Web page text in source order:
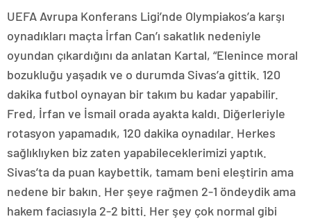
UEFA Avrupa Konferans Ligi’nde Olympiakos’a karşı
oynadıkları maçta İrfan Can’ı sakatlık nedeniyle
oyundan çıkardığını da anlatan Kartal, “Elenince moral
bozukluğu yaşadık ve o durumda Sivas’a gittik. 120
dakika futbol oynayan bir takım bu kadar yapabilir.
Fred, İrfan ve İsmail orada ayakta kaldı. Diğerleriyle
rotasyon yapamadık, 120 dakika oynadılar. Herkes
sağlıklıyken biz zaten yapabileceklerimizi yaptık.
Sivas’ta da puan kaybettik, tamam beni eleştirin ama
nedene bir bakın. Her şeye rağmen 2-1 öndeydik ama
hakem faciasıyla 2-2 bitti. Her şey çok normal gibi